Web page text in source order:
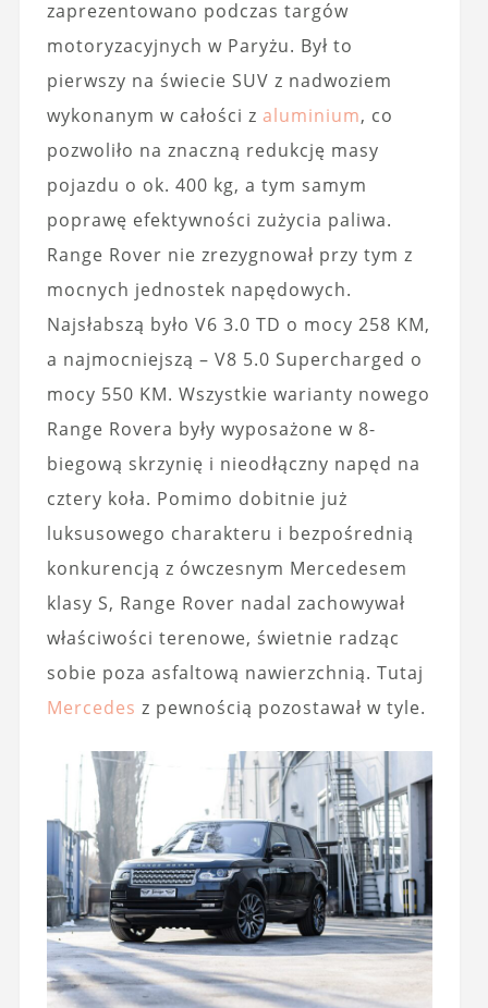
zaprezentowano podczas targów
motoryzacyjnych w Paryżu. Był to
pierwszy na świecie SUV z nadwoziem
wykonanym w całości z aluminium, co
pozwoliło na znaczną redukcję masy
pojazdu o ok. 400 kg, a tym samym
poprawę efektywności zużycia paliwa.
Range Rover nie zrezygnował przy tym z
mocnych jednostek napędowych.
Najsłabszą było V6 3.0 TD o mocy 258 KM,
a najmocniejszą – V8 5.0 Supercharged o
mocy 550 KM. Wszystkie warianty nowego
Range Rovera były wyposażone w 8-
biegową skrzynię i nieodłączny napęd na
cztery koła. Pomimo dobitnie już
luksusowego charakteru i bezpośrednią
konkurencją z ówczesnym Mercedesem
klasy S, Range Rover nadal zachowywał
właściwości terenowe, świetnie radząc
sobie poza asfaltową nawierzchnią. Tutaj
Mercedes z pewnością pozostawał w tyle.